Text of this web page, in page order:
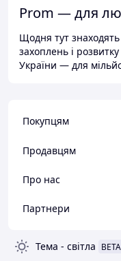
Prom — для
Щодня тут
захоплень і
України — для
Покупцям
Продавцям
Про нас
Партнери
Тема - світла BETA